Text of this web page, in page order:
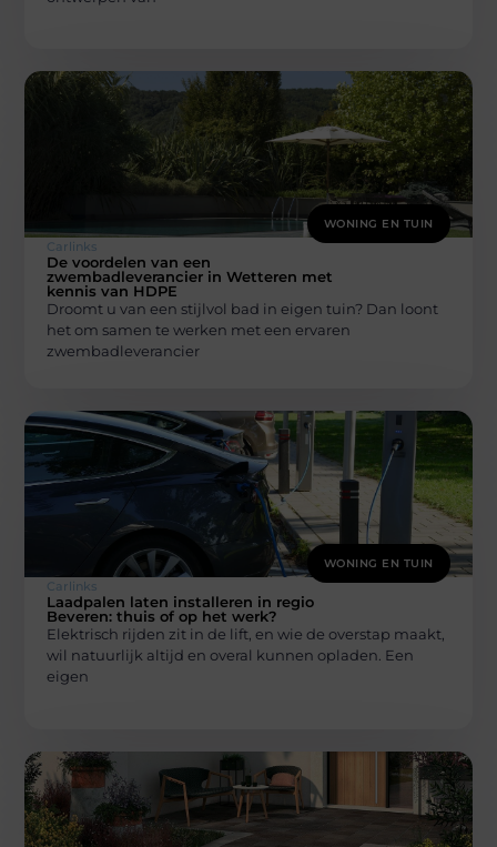
WONING EN TUIN
Carlinks
De voordelen van een
zwembadleverancier in Wetteren met
kennis van HDPE
Droomt u van een stijlvol bad in eigen tuin? Dan loont
het om samen te werken met een ervaren
zwembadleverancier
WONING EN TUIN
Carlinks
Laadpalen laten installeren in regio
Beveren: thuis of op het werk?
Elektrisch rijden zit in de lift, en wie de overstap maakt,
wil natuurlijk altijd en overal kunnen opladen. Een
eigen